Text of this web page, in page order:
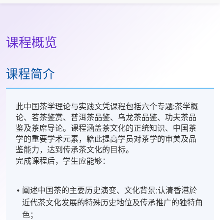
课程概览
课程简介
此中国茶学理论与实践文凭课程包括六个专题:茶学概
论、茗茶鉴赏、普洱茶品鉴、乌龙茶品鉴、功夫茶品
鉴及茶席导论。课程涵盖茶文化的正统知识、中国茶
学的重要学术元素，籍此提高学员对茶学的审美及品
鉴能力，达到传承茶文化的目标。
完成课程后，学生应能够：
阐述中国茶的主要历史演变、文化背景;认清香港於
近代茶文化发展的特殊历史地位及传承推广的独特角
色；